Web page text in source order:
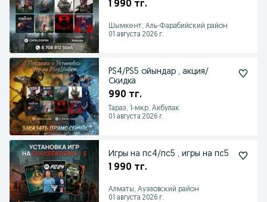
1 990 тг.
Шымкент, Аль-Фарабийский район
01 августа 2026 г.
PS4/PS5 ойындар , акция/
Скидка
990 тг.
Тараз, 1-мкр. Акбулак
01 августа 2026 г.
Игры на пс4/пс5 , игры на пс5
1 990 тг.
Алматы, Ауэзовский район
01 августа 2026 г.